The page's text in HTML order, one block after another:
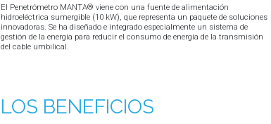
El Penetrómetro MANTA® viene con una fuente de alimentación
hidroeléctrica sumergible (10 kW), que representa un paquete de soluciones
innovadoras. Se ha diseñado e integrado especialmente un sistema de
gestión de la energía para reducir el consumo de energía de la transmisión
del cable umbilical.
LOS BENEFICIOS